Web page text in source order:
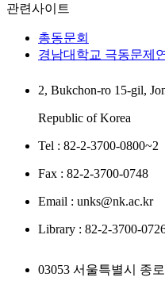
관련사이트
총동문회
경남대학교 극동문제
2, Bukchon-ro 15-gil,
Republic of Korea
Tel : 82-2-3700-0800~2
Fax : 82-2-3700-0748
Email : unks@nk.ac.kr
Library : 82-2-3700-
03053 서울특별시 종